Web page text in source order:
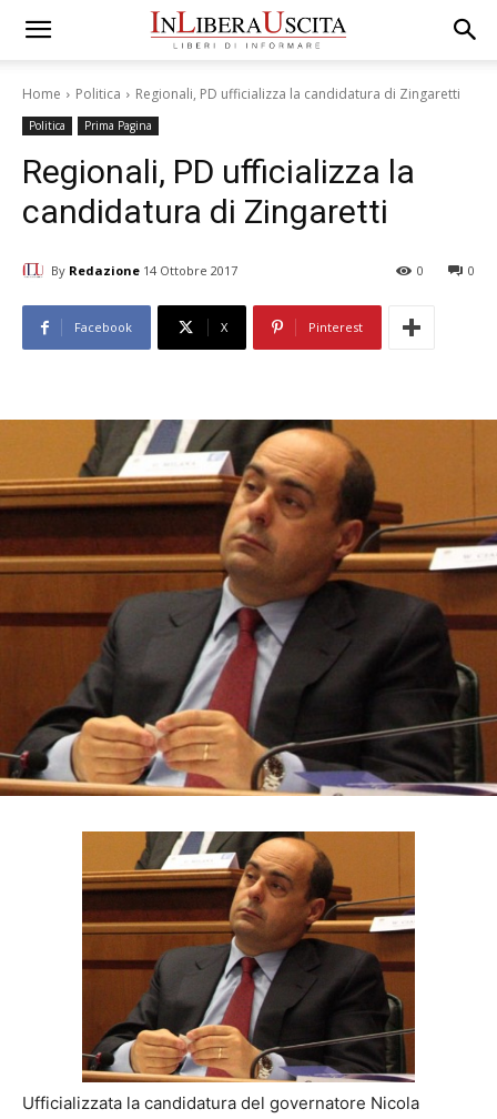
Home Politica Regionali, PD ufficializza la candidatura di Zingaretti
Politica Prima Pagina
Regionali, PD ufficializza la
candidatura di Zingaretti
By Redazione 14 Ottobre 2017 0
0
Facebook X Pinterest
Ufficializzata la candidatura del governatore Nicola